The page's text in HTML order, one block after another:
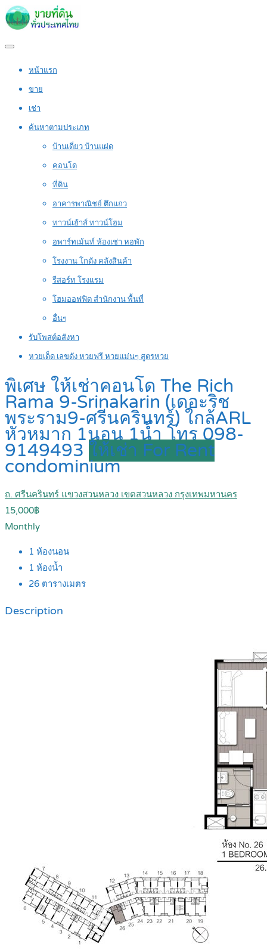
หน้าแรก
ขาย
เช่า
ค้นหาตามประเภท
บ้านเดี่ยว บ้านแฝด
คอนโด
ที่ดิน
อาคารพาณิชย์ ตึกแถว
ทาวน์เฮ้าส์ ทาวน์โฮม
อพาร์ทเม้นท์ ห้องเช่า หอพัก
โรงงาน โกดัง คลังสินค้า
รีสอร์ท โรงแรม
โฮมออฟฟิต สำนักงาน พื้นที่
อื่นๆ
รับโพสต์อสังหา
หวยเด็ด เลขดัง หวยฟรี หวยแม่นๆ สูตรหวย
พิเศษ ให้เช่าคอนโด The Rich
Rama 9-Srinakarin (เดอะริช
พระราม9-ศรีนครินทร์) ใกล้ARL
หัวหมาก 1นอน 1น้ำ โทร 098-
9149493 ให้เช่า For Rent
condominium
ถ. ศรีนครินทร์ แขวงสวนหลวง เขตสวนหลวง กรุงเทพมหานคร
15,000฿
Monthly
1 ห้องนอน
1 ห้องน้ำ
26 ตารางเมตร
Description